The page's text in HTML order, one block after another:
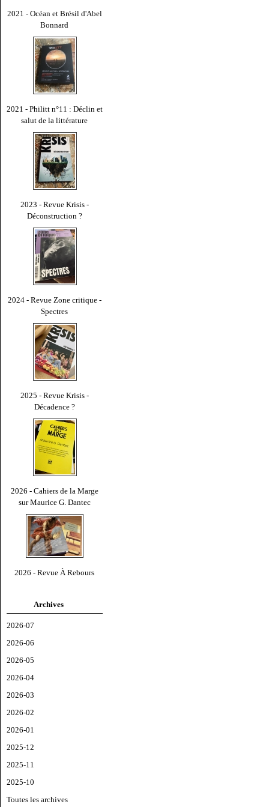
2021 - Océan et Brésil d'Abel
Bonnard
2021 - Philitt n°11 : Déclin et
salut de la littérature
2023 - Revue Krisis -
Déconstruction ?
2024 - Revue Zone critique -
Spectres
2025 - Revue Krisis -
Décadence ?
2026 - Cahiers de la Marge
sur Maurice G. Dantec
2026 - Revue À Rebours
Archives
2026-07
2026-06
2026-05
2026-04
2026-03
2026-02
2026-01
2025-12
2025-11
2025-10
Toutes les archives